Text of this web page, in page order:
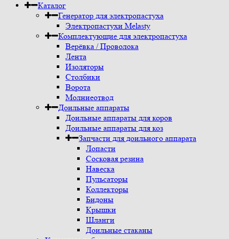
Каталог
Генератор для электропастуха
Электропастухи Melasty
Комплектующие для электропастуха
Верёвка / Проволока
Лента
Изоляторы
Столбики
Ворота
Молниеотвод
Доильные аппараты
Доильные аппараты для коров
Доильные аппараты для коз
Запчасти для доильного аппарата
Лопасти
Сосковая резина
Навеска
Пульсаторы
Коллекторы
Бидоны
Крышки
Шланги
Доильные стаканы